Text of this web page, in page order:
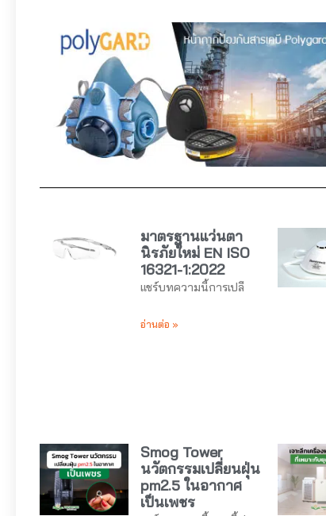
มาตรฐานแว่นตา
นิรภัยใหม่ EN ISO
16321-1:2022
แชร์บทความนี้การเปลี
อ่านต่อ »
Smog Tower
นวัตกรรมเปลี่ยนฝุ่น
pm2.5 ในอากาศ
เป็นเพชร